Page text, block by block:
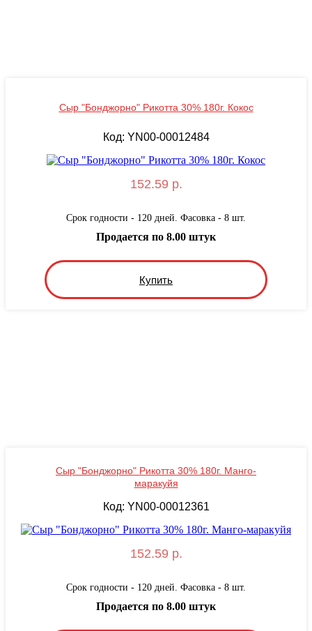
Сыр "Бонджорно" Рикотта 30% 180г. Кокос
Код: YN00-00012484
152.59 р.
Срок годности - 120 дней. Фасовка - 8 шт.
Купить
Продается по 8.00 штук
Сыр "Бонджорно" Рикотта 30% 180г. Манго-
маракуйя
Код: YN00-00012361
152.59 р.
Срок годности - 120 дней. Фасовка - 8 шт.
Продается по 8.00 штук